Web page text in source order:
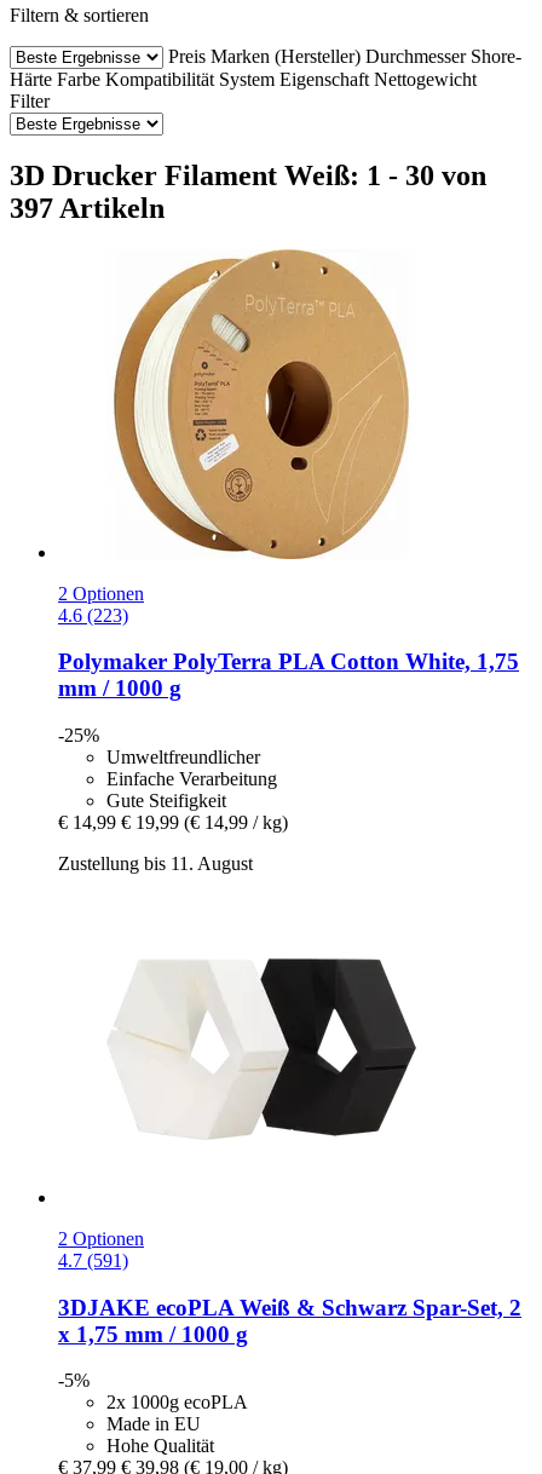
Filtern & sortieren
Preis Marken (Hersteller) Durchmesser Shore-
Härte Farbe Kompatibilität System Eigenschaft Nettogewicht
Filter
3D Drucker Filament Weiß: 1 - 30 von
397 Artikeln
2 Optionen
4.6 (223)
Polymaker PolyTerra PLA Cotton White, 1,75
mm / 1000 g
-25%
Umweltfreundlicher
Einfache Verarbeitung
Gute Steifigkeit
€ 14,99 € 19,99 (€ 14,99 / kg)
Zustellung bis 11. August
2 Optionen
4.7 (591)
3DJAKE ecoPLA Weiß & Schwarz Spar-​Set, 2
x 1,75 mm / 1000 g
-5%
2x 1000g ecoPLA
Made in EU
Hohe Qualität
€ 37,99 € 39,98 (€ 19,00 / kg)